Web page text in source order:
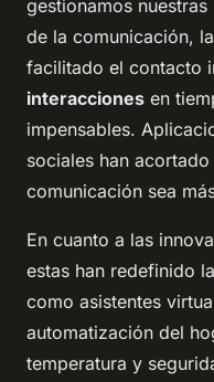
gestionamos
de la comunicación,
facilitado el contacto
interacciones en
impensables.
sociales han
comunicación sea
En cuanto a las
estas han redefinido
como asistentes
automatización del
temperatura y